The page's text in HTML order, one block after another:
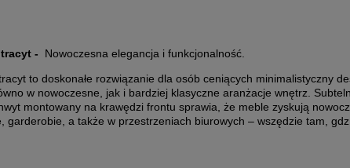
- Nowoczesna elegancja i funkcjonalność.
to doskonałe rozwiązanie dla osób ceniących minimalistyczny
w nowoczesne, jak i bardziej klasyczne aranżacje wnętrz.
montowany na krawędzi frontu sprawia, że meble zyskują
garderobie, a także w przestrzeniach biurowych – wszędzie tam,